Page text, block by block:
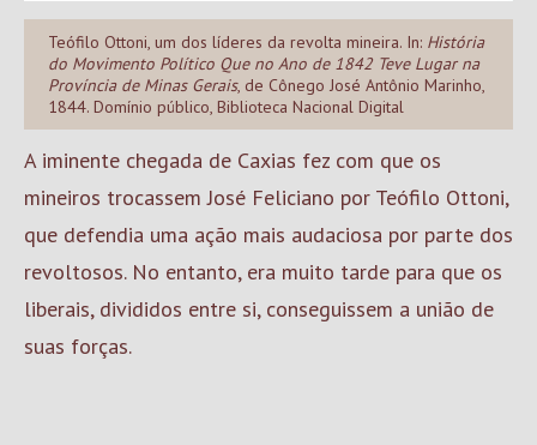
Teófilo Ottoni, um dos líderes da revolta mineira. In: História
do Movimento Político Que no Ano de 1842 Teve Lugar na
Província de Minas Gerais, de Cônego José Antônio Marinho,
1844. Domínio público, Biblioteca Nacional Digital
A iminente chegada de Caxias fez com que os
mineiros trocassem José Feliciano por Teófilo Ottoni,
que defendia uma ação mais audaciosa por parte dos
revoltosos. No entanto, era muito tarde para que os
liberais, divididos entre si, conseguissem a união de
suas forças.